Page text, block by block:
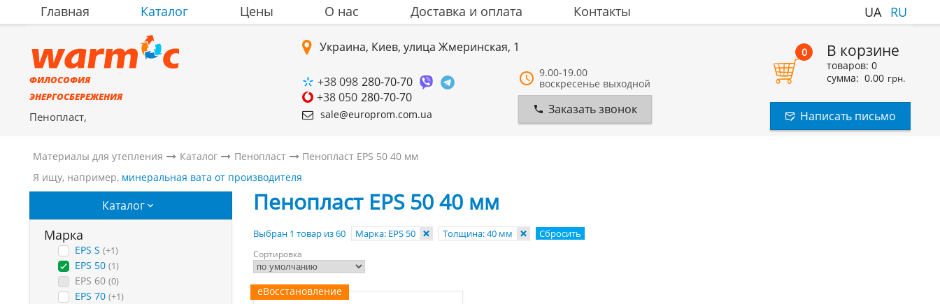
Главная Каталог Цены О нас Доставка и оплата Контакты UA RU
ФИЛОСОФИЯ
ЭНЕРГОСБЕРЕЖЕНИЯ
Пенопласт,
Украина, Киев, улица Жмеринская, 1
+38 098 280-70-70
+38 050 280-70-70
sale@europrom.com.ua
9.00-19.00
воскресенье выходной
Заказать звонок
0 В корзине
товаров: 0
сумма: 0.00 грн.
Написать письмо
Материалы для утепления Каталог Пенопласт
Пенопласт EPS 50 40 мм
Я ищу, например, минеральная вата от производителя
Каталог
Марка
EPS S (+1)
EPS 50 (1)
EPS 60 (0)
EPS 70 (+1)
Пенопласт EPS 50 40 мм
Выбран 1 товар из 60 Марка: EPS 50 Толщина: 40 мм Сбросить
Сортировка
еВосстановление